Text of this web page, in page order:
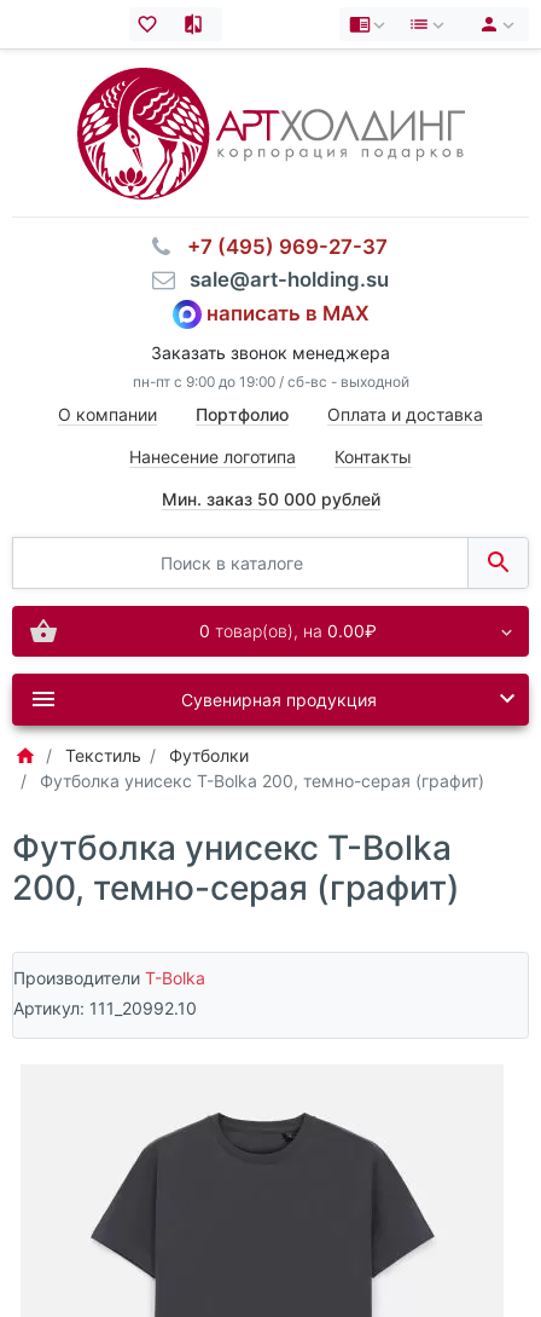
⠀+7 (495) 969-27-37
⠀sale@art-holding.su
написать в MAX
Заказать звонок менеджера
пн-пт с 9:00 до 19:00 / сб-вс - выходной
О компании Портфолио Оплата и доставка
Нанесение логотипа Контакты
Мин. заказ 50 000 рублей
0 товар(ов), на 0.00₽
Сувенирная продукция
Текстиль
Футболки
Футболка унисекс T-Bolka 200, темно-серая (графит)
Футболка унисекс T-Bolka
200, темно-серая (графит)
Производители T-Bolka
Артикул: 111_20992.10